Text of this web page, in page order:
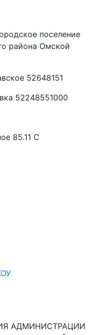
поселение
района Омской
52648151
52248551000
85.11 C
АДМИНИСТРАЦИИ